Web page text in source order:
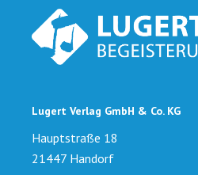
Lugert Verlag GmbH & Co. KG
Hauptstraße 18
21447 Handorf